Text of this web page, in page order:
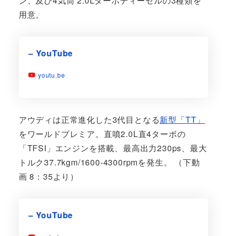
用意。
– YouTube
youtu.be
アウディは正常進化した3代目となる新型「TT」
をワールドプレミア。直噴2.0L直4ターボの
「TFSI」エンジンを搭載、最高出力230ps、最大
トルク37.7kgm/1600-4300rpmを発生。 （下動
画 8：35より）
– YouTube